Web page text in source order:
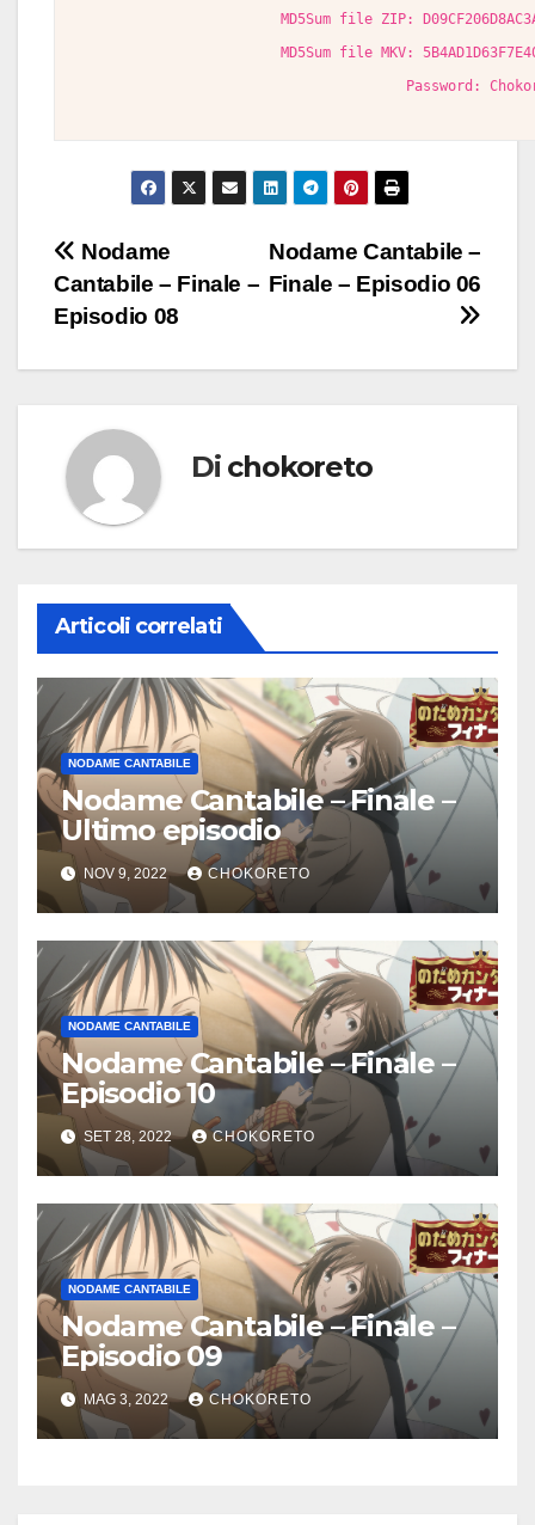
MD5Sum file ZIP:
MD5Sum file MKV:
Password:
Navigazione
articoli
Nodame Cantabile –
Finale – Episodio 06
Nodame
Cantabile – Finale –
Episodio 08
Di chokoreto
Articoli correlati
NODAME CANTABILE
Nodame Cantabile – Finale –
Ultimo episodio
NOV 9, 2022 CHOKORETO
NODAME CANTABILE
Nodame Cantabile – Finale –
Episodio 10
SET 28, 2022 CHOKORETO
NODAME CANTABILE
Nodame Cantabile – Finale –
Episodio 09
MAG 3, 2022 CHOKORETO